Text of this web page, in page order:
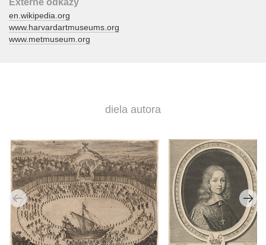
Externé odkazy
en.wikipedia.org
www.harvardartmuseums.org
www.metmuseum.org
diela autora